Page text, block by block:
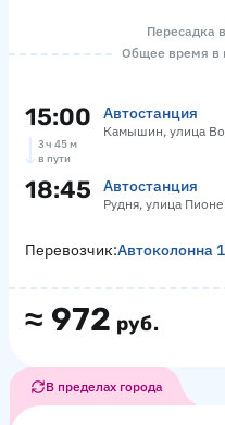
Пересадка
Общее время в
15:00 Автостанция
Камышин, улица
3 ч 45 м
в пути
18:45 Автостанция
Рудня, улица
≈ 972 руб.
Перевозчик:Автоколонна
В пределах города